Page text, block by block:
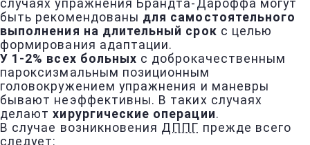
случаях упражнения Брандта-Дароффа могут
быть рекомендованы для самостоятельного
выполнения на длительный срок с целью
формирования адаптации.
У 1-2% всех больных с доброкачественным
пароксизмальным позиционным
головокружением упражнения и маневры
бывают неэффективны. В таких случаях
делаютхирургические операции.
В случае возникновения ДППГ прежде всего
следует: